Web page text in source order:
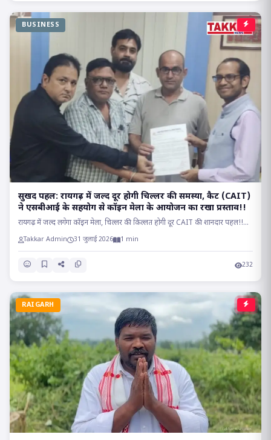
BUSINESS
सुखद पहल: रायगढ़ में जल्द दूर होगी चिल्लर की समस्या, कैट (CAIT)
ने एसबीआई के सहयोग से कॉइन मेला के आयोजन का रखा प्रस्ताव!!
रायगढ़ में जल्द लगेगा कॉइन मेला, चिल्लर की किल्लत होगी दूर CAIT की शानदार पहल!!...
Takkar Admin 31 जुलाई 2026 1 min
232
RAIGARH